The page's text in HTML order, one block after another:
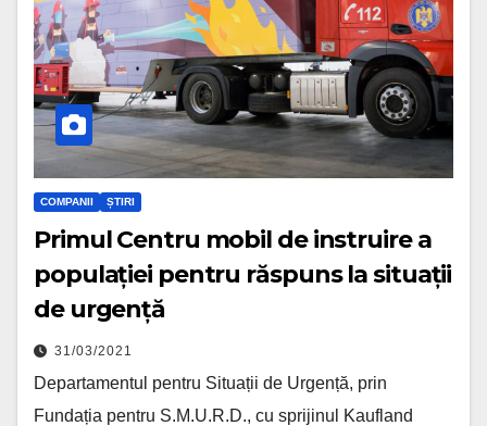
COMPANII ȘTIRI
Primul Centru mobil de instruire a
populației pentru răspuns la situații
de urgență
31/03/2021
Departamentul pentru Situații de Urgență, prin
Fundația pentru S.M.U.R.D., cu sprijinul Kaufland